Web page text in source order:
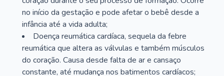
no início da gestação e pode afetar o bebê desde a
infância até a vida adulta;
Doença reumática cardíaca, sequela da febre
reumática que altera as válvulas e também músculos
do coração. Causa desde falta de ar e cansaço
constante, até mudança nos batimentos cardíacos;